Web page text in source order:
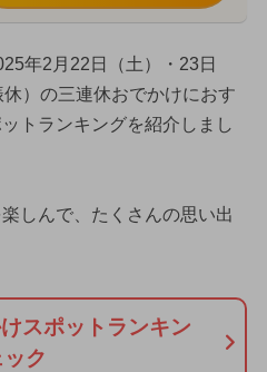
年2月22日（土）・23日
休）の三連休おでかけにおす
トランキングを紹介しまし
しんで、たくさんの思い出
スポットランキン
ク